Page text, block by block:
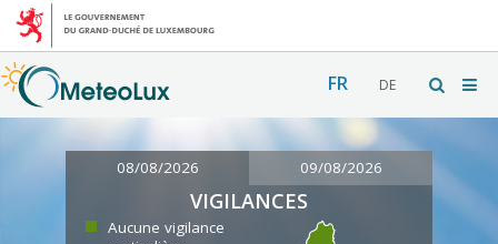
FR DE
08/08/2026 09/08/2026
VIGILANCES
Aucune vigilance